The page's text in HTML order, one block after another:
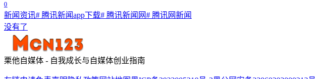
0
新闻资讯# 腾讯新闻app下载# 腾讯新闻网# 腾讯网新闻
没有了
栗他自媒体 - 自我成长与自媒体创业指南